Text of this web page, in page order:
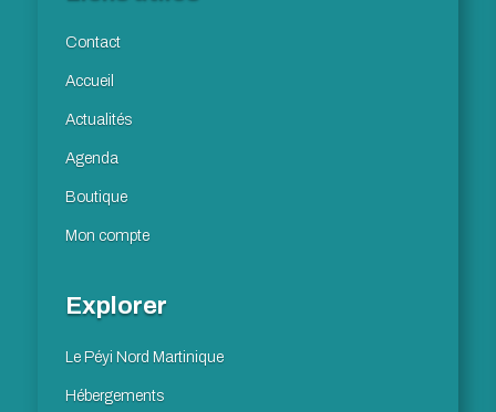
Contact
Accueil
Actualités
Agenda
Boutique
Mon compte
Explorer
Le Péyi Nord Martinique
Hébergements